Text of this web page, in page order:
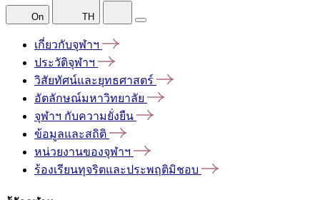
On TH
เกี่ยวกับจุฬาฯ
ประวัติจุฬาฯ
วิสัยทัศน์และยุทธศาสตร์
อัตลักษณ์มหาวิทยาลัย
จุฬาฯ กับความยั่งยืน
ข้อมูลและสถิติ
หน่วยงานของจุฬาฯ
ร้องเรียนทุจริตและประพฤติมิชอบ